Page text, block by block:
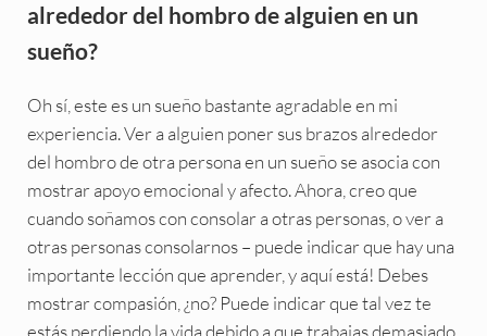
alrededor del hombro de alguien en un
sueño?
Oh sí, este es un sueño bastante agradable en mi
experiencia. Ver a alguien poner sus brazos alrededor
del hombro de otra persona en un sueño se asocia con
mostrar apoyo emocional y afecto. Ahora, creo que
cuando soñamos con consolar a otras personas, o ver a
otras personas consolarnos – puede indicar que hay una
importante lección que aprender, y aquí está! Debes
mostrar compasión, ¿no? Puede indicar que tal vez te